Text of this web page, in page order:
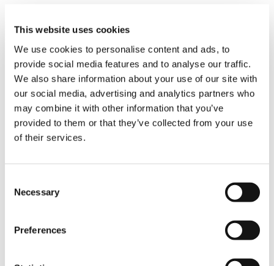
This website uses cookies
We use cookies to personalise content and ads, to
provide social media features and to analyse our traffic.
We also share information about your use of our site with
our social media, advertising and analytics partners who
may combine it with other information that you’ve
provided to them or that they’ve collected from your use
of their services.
Selection
Necessary
Preferences
alle tue gru, raggiungendo nuove vette di
efficienza e abbattendo inoltre i costi di
sollevamento.
PRODOTTI CORRELATI